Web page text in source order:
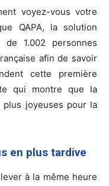
voyez-vous votre
QAPA, la solution
1.002 personnes
afin de savoir
cette première
qui montre que la
joyeuses pour la
en plus tardive
à la même heure